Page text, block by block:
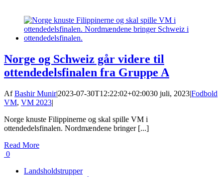
Norge og Schweiz går videre til
ottendedelsfinalen fra Gruppe A
AfBashir Munir|2023-07-30T12:22:02+02:0030 juli, 2023|Fodbold
VM, VM 2023|
Norge knuste Filippinerne og skal spille VM i
ottendedelsfinalen. Nordmændene bringer [...]
Read More
0
Landsholdstrupper